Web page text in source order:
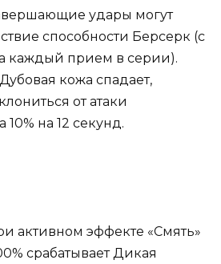
удары могут
способности Берсерк (с
каждый прием в серии).
кожа спадает,
от атаки
на 12 секунд.
активном эффекте «Смять»
срабатывает Дикая